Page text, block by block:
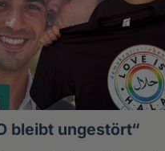
bleibt ungestört“